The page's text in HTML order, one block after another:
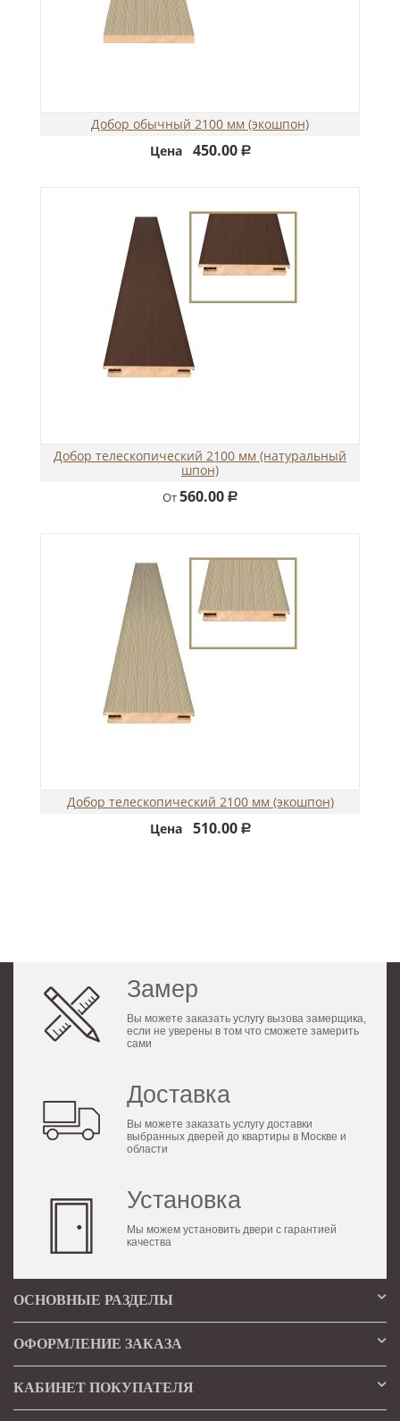
Добор обычный 2100 мм (экошпон)
Цена
450.00 Р
Добор телескопический 2100 мм (натуральный
шпон)
От560.00 Р
Добор телескопический 2100 мм (экошпон)
Цена
510.00 Р
Замер
Вы можете заказать услугу вызова замерщика,
если не уверены в том что сможете замерить
сами
Доставка
Вы можете заказать услугу доставки
выбранных дверей до квартиры в Москве и
области
Установка
Мы можем установить двери с гарантией
качества
ОСНОВНЫЕ РАЗДЕЛЫ
ОФОРМЛЕНИЕ ЗАКАЗА
КАБИНЕТ ПОКУПАТЕЛЯ